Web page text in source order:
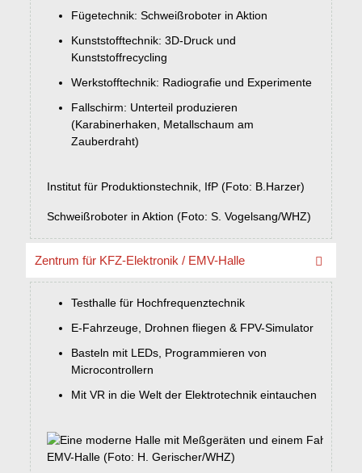
Institut für Produktionstechnik, IfP (Foto: B.Harzer)
Schweißroboter in Aktion (Foto: S. Vogelsang/WHZ)
Fügetechnik: Schweißroboter in Aktion
Kunststofftechnik: 3D-Druck und
Kunststoffrecycling
Werkstofftechnik: Radiografie und Experimente
Fallschirm: Unterteil produzieren
(Karabinerhaken, Metallschaum am
Zauberdraht)
Zentrum für KFZ-Elektronik / EMV-Halle
EMV-Halle (Foto: H. Gerischer/WHZ)
Testhalle für Hochfrequenztechnik
E-Fahrzeuge, Drohnen fliegen & FPV-Simulator
Basteln mit LEDs, Programmieren von
Microcontrollern
Mit VR in die Welt der Elektrotechnik eintauchen